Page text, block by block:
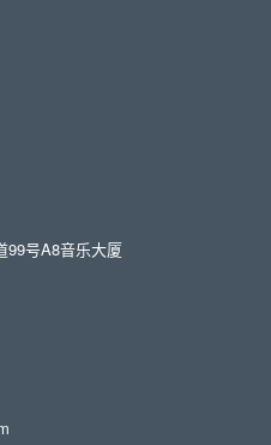
99号A8音乐大厦